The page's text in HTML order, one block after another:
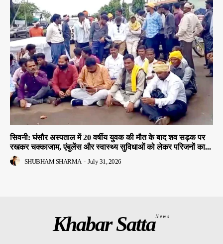
सिवनी: घंसौर अस्पताल में 20 वर्षीय युवक की मौत के बाद शव सड़क पर
रखकर चक्काजाम, एंबुलेंस और स्वास्थ्य सुविधाओं को लेकर परिजनों का...
SHUBHAM SHARMA - July 31, 2026
Khabar SattaNews